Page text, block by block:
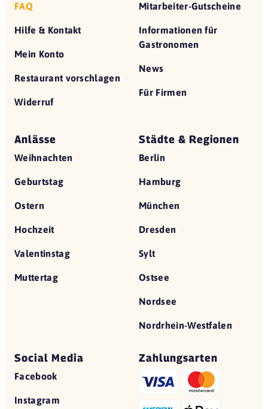
FAQ
Hilfe & Kontakt
Mein Konto
Restaurant vorschlagen
Widerruf
Mitarbeiter-Gutscheine
Informationen für
Gastronomen
News
Für Firmen
Anlässe
Weihnachten
Geburtstag
Ostern
Hochzeit
Valentinstag
Muttertag
Städte & Regionen
Berlin
Hamburg
München
Dresden
Sylt
Ostsee
Nordsee
Nordrhein-Westfalen
Social Media
Facebook
Instagram
Zahlungsarten